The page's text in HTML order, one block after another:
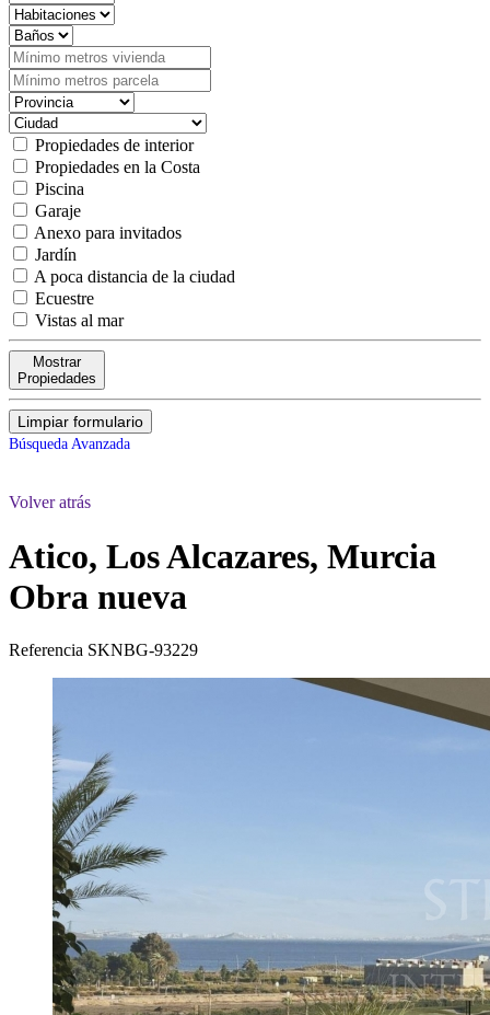
Propiedades de interior
Propiedades en la Costa
Piscina
Garaje
Anexo para invitados
Jardín
A poca distancia de la ciudad
Ecuestre
Vistas al mar
Mostrar
Propiedades
Limpiar formulario
Búsqueda Avanzada
Volver atrás
Atico, Los Alcazares, Murcia
Obra nueva
Referencia SKNBG-93229